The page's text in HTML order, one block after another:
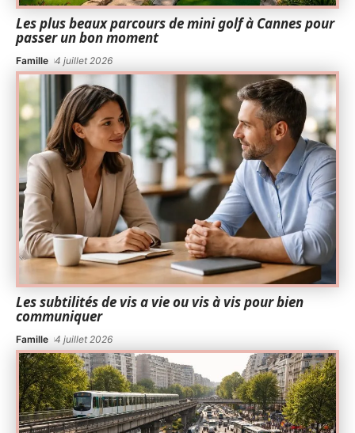
Les plus beaux parcours de mini golf à Cannes pour
passer un bon moment
Famille 4 juillet 2026
Les subtilités de vis a vie ou vis à vis pour bien
communiquer
Famille 4 juillet 2026